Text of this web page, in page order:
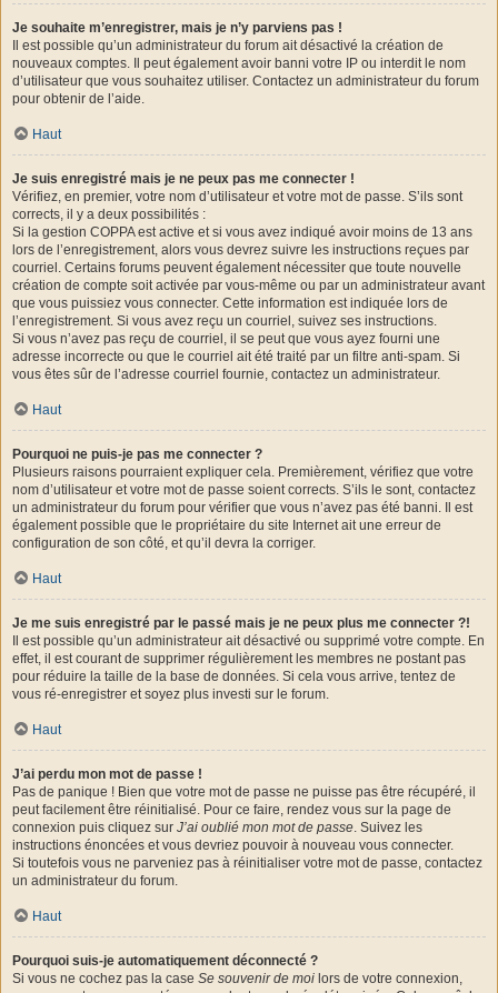
Je souhaite m’enregistrer, mais je n’y parviens pas !
Il est possible qu’un administrateur du forum ait désactivé la création de
nouveaux comptes. Il peut également avoir banni votre IP ou interdit le nom
d’utilisateur que vous souhaitez utiliser. Contactez un administrateur du forum
pour obtenir de l’aide.
Haut
Je suis enregistré mais je ne peux pas me connecter !
Vérifiez, en premier, votre nom d’utilisateur et votre mot de passe. S’ils sont
corrects, il y a deux possibilités :
Si la gestion COPPA est active et si vous avez indiqué avoir moins de 13 ans
lors de l’enregistrement, alors vous devrez suivre les instructions reçues par
courriel. Certains forums peuvent également nécessiter que toute nouvelle
création de compte soit activée par vous-même ou par un administrateur avant
que vous puissiez vous connecter. Cette information est indiquée lors de
l’enregistrement. Si vous avez reçu un courriel, suivez ses instructions.
Si vous n’avez pas reçu de courriel, il se peut que vous ayez fourni une
adresse incorrecte ou que le courriel ait été traité par un filtre anti-spam. Si
vous êtes sûr de l’adresse courriel fournie, contactez un administrateur.
Haut
Pourquoi ne puis-je pas me connecter ?
Plusieurs raisons pourraient expliquer cela. Premièrement, vérifiez que votre
nom d’utilisateur et votre mot de passe soient corrects. S’ils le sont, contactez
un administrateur du forum pour vérifier que vous n’avez pas été banni. Il est
également possible que le propriétaire du site Internet ait une erreur de
configuration de son côté, et qu’il devra la corriger.
Haut
Je me suis enregistré par le passé mais je ne peux plus me connecter ?!
Il est possible qu’un administrateur ait désactivé ou supprimé votre compte. En
effet, il est courant de supprimer régulièrement les membres ne postant pas
pour réduire la taille de la base de données. Si cela vous arrive, tentez de
vous ré-enregistrer et soyez plus investi sur le forum.
Haut
J’ai perdu mon mot de passe !
Pas de panique ! Bien que votre mot de passe ne puisse pas être récupéré, il
peut facilement être réinitialisé. Pour ce faire, rendez vous sur la page de
connexion puis cliquez sur J’ai oublié mon mot de passe. Suivez les
instructions énoncées et vous devriez pouvoir à nouveau vous connecter.
Si toutefois vous ne parveniez pas à réinitialiser votre mot de passe, contactez
un administrateur du forum.
Haut
Pourquoi suis-je automatiquement déconnecté ?
Si vous ne cochez pas la case Se souvenir de moi lors de votre connexion,